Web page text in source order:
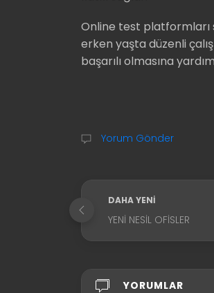
Online test platformları
erken yaşta düzenli
başarılı olmasına
Yorum Gönder
DAHA YENI
YENI NESIL OFISLER
YORUMLAR